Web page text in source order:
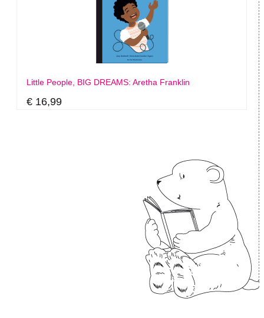
Little People, BIG DREAMS: Aretha Franklin
€ 16,99